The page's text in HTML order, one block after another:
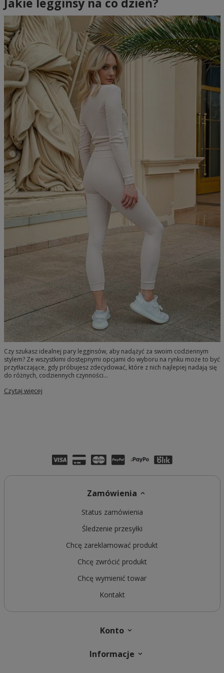
Jakie legginsy na co dzień?
Czy szukasz idealnej pary legginsów, aby nadążyć za swoim codziennym
stylem? Ze wszystkimi dostępnymi opcjami do wyboru na rynku może to być
przytłaczające, gdy próbujesz zdecydować, które z nich najlepiej nadają się
do różnych, codziennych czynności...
Czytaj więcej
Zamówienia
Status zamówienia
Śledzenie przesyłki
Chcę zareklamować produkt
Chcę zwrócić produkt
Chcę wymienić towar
Kontakt
Konto
Informacje